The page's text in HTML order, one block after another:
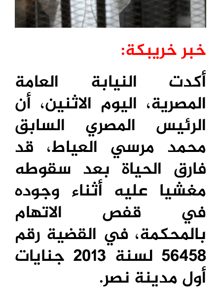
خبر خريبكة:
أكدت النيابة العامة
المصرية، اليوم الاثنين، أن
الرئيس المصري السابق
محمد مرسي العياط، قد
فارق الحياة بعد سقوطه
مغشيا عليه أثناء وجوده
في قفص الاتهام
بالمحكمة، في القضية رقم
56458 لسنة 2013 جنايات
أول مدينة نصر.